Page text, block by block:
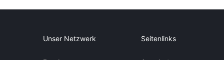
Unser Netzwerk Seitenlinks